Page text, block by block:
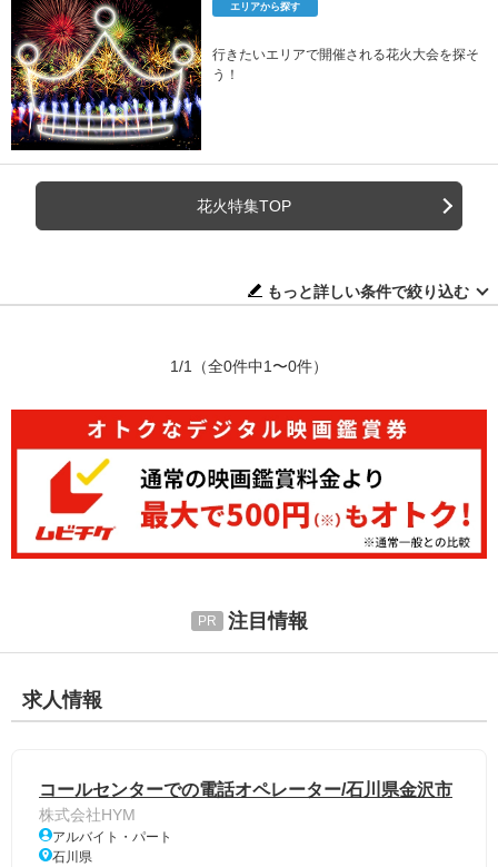
エリアから探す
行きたいエリアで開催される花火大会を探そ
う！
花火特集TOP
もっと詳しい条件で絞り込む
1/1 （全0件中1〜0件）
注目情報
求人情報
コールセンターでの電話オペレーター/石川県金沢市
株式会社HYM
アルバイト・パート
石川県